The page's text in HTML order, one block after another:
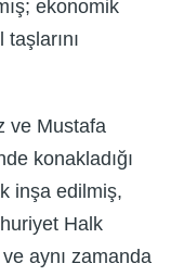
ekonomik
ve Mustafa
konakladığı
inşa edilmiş,
Halk
aynı zamanda